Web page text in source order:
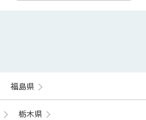
福島県
栃木県